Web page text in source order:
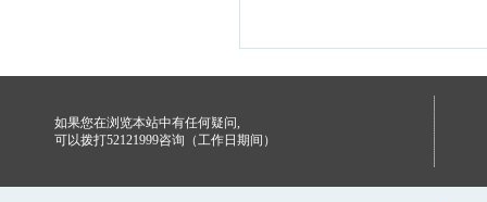
如果您在浏览本站中有任何疑问,
可以拨打52121999咨询（工作日期间）